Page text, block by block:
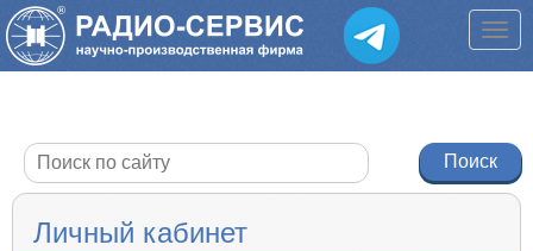
Личный кабинет